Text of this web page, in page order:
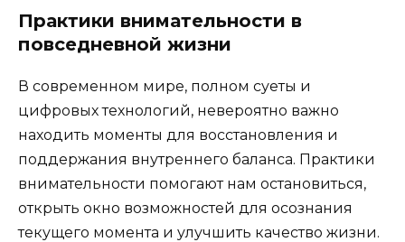
Практики внимательности в
повседневной жизни
В современном мире, полном суеты и
цифровых технологий, невероятно важно
находить моменты для восстановления и
поддержания внутреннего баланса. Практики
внимательности помогают нам остановиться,
открыть окно возможностей для осознания
текущего момента и улучшить качество жизни.